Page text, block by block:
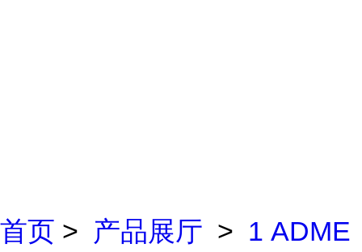
首页 > 产品展厅 > 1 ADME